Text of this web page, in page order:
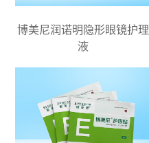
博美尼润诺明隐形眼镜护理
液